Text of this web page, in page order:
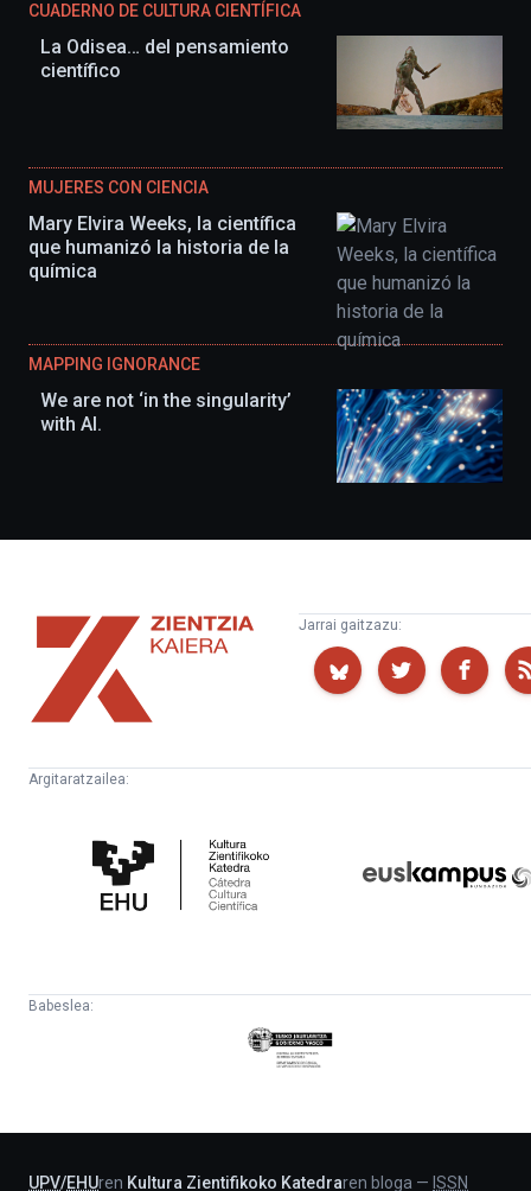
CUADERNO DE CULTURA CIENTÍFICA
La Odisea… del pensamiento
científico
MUJERES CON CIENCIA
Mary Elvira Weeks, la científica
que humanizó la historia de la
química
MAPPING IGNORANCE
We are not ‘in the singularity’
with AI.
Zientzia
Kaiera
Jarrai gaitzazu:
Argitaratzailea:
Zientifikoko
Katedra
Babeslea:
Eusko
Jaurlaritza
UPV/EHUren Kultura Zientifikoko Katedraren bloga — ISSN